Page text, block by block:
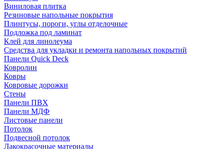
Виниловая плитка
Резиновые напольные покрытия
Плинтусы, пороги, углы отделочные
Подложка под ламинат
Клей для линолеума
Средства для укладки и ремонта напольных покрытий
Панели Quick Deck
Ковролин
Ковры
Ковровые дорожки
Стены
Панели ПВХ
Панели МДФ
Листовые панели
Потолок
Подвесной потолок
Лакокрасочные материалы